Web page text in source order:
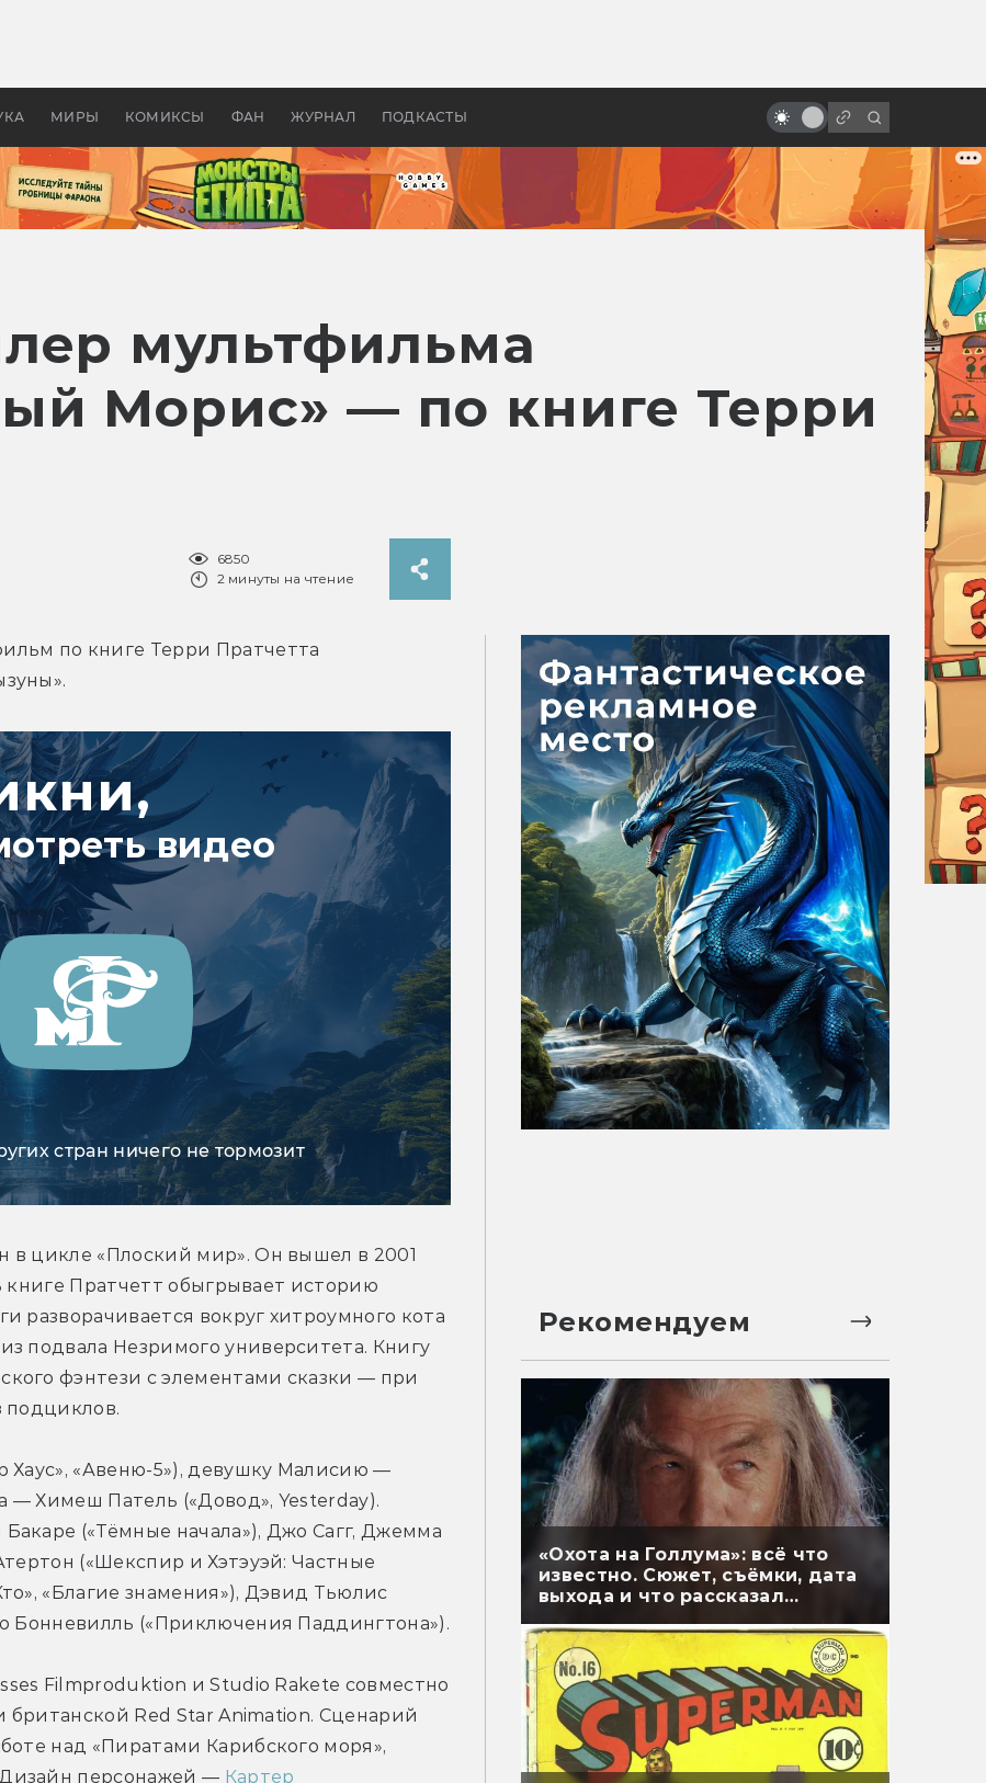
МИРЫ КОМИКСЫ ФАН ЖУРНАЛ ПОДКАСТЫ
колец»
Древней Грецией
в Советском Союзе
мультфильма
Морис» — по книге Терри
6850
2 минуты на чтение
по книге Терри Пратчетта
видео
стран ничего не тормозит
цикле «Плоский мир». Он вышел в 2001
разворачивается вокруг хитроумного кота
подвала Незримого университета. Книгу
фэнтези с элементами сказки — при
подциклов.
Хаус», «Авеню-5»), девушку Малисию —
— Химеш Патель («Довод», Yesterday).
(«Тёмные начала»), Джо Сагг, Джемма
(«Шекспир и Хэтэуэй: Частные
«Благие знамения»), Дэвид Тьюлис
Бонневилль («Приключения Паддингтона»).
Filmproduktion и Studio Rakete совместно
Red Star Animation. Сценарий
над «Пиратами Карибского моря»,
персонажей — Картер
Рекомендуем
«Охота на Голлума»: всё что
известно. Сюжет, съёмки, дата
выхода и что рассказал